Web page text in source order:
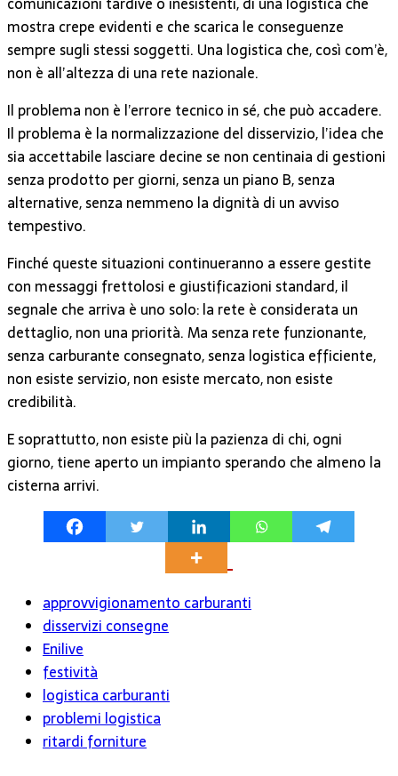
mostra crepe evidenti e che scarica le conseguenze
sempre sugli stessi soggetti. Una logistica che, così com’è,
non è all’altezza di una rete nazionale.
Il problema non è l’errore tecnico in sé, che può accadere.
Il problema è la normalizzazione del disservizio, l’idea che
sia accettabile lasciare decine se non centinaia di gestioni
senza prodotto per giorni, senza un piano B, senza
alternative, senza nemmeno la dignità di un avviso
tempestivo.
Finché queste situazioni continueranno a essere gestite
con messaggi frettolosi e giustificazioni standard, il
segnale che arriva è uno solo: la rete è considerata un
dettaglio, non una priorità. Ma senza rete funzionante,
senza carburante consegnato, senza logistica efficiente,
non esiste servizio, non esiste mercato, non esiste
credibilità.
E soprattutto, non esiste più la pazienza di chi, ogni
giorno, tiene aperto un impianto sperando che almeno la
cisterna arrivi.
approvvigionamento carburanti
disservizi consegne
Enilive
festività
logistica carburanti
problemi logistica
ritardi forniture